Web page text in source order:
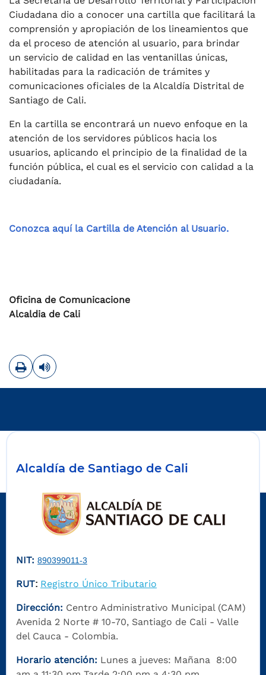
Ciudadana dio a conocer una cartilla que facilitará la
comprensión y apropiación de los lineamientos que
da el proceso de atención al usuario, para brindar
un servicio de calidad en las ventanillas únicas,
habilitadas para la radicación de trámites y
comunicaciones oficiales de la Alcaldía Distrital de
Santiago de Cali.
En la cartilla se encontrará un nuevo enfoque en la
atención de los servidores públicos hacia los
usuarios, aplicando el principio de la fi­nalidad de la
función pública, el cual es el servicio con calidad a la
ciudadanía.
Conozca aquí la Cartilla de Atención al Usuario.
Oficina de Comunicacione
Alcaldia de Cali
ImprimirLeer contenido
Alcaldía de Santiago de Cali
NIT: 890399011-3
RUT: Registro Único Tributario
Dirección: Centro Administrativo Municipal (CAM)
Avenida 2 Norte # 10-70, Santiago de Cali - Valle
del Cauca - Colombia.
Horario atención: Lunes a jueves: Mañana 8:00